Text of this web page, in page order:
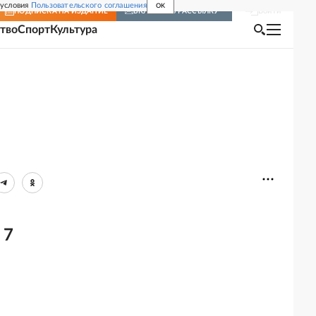
Пользовательского соглашения OK
ПОДПИСКА НА ИЗДАНИЕ ВКЛЮЧИТЬ РАССЫЛКУ
СпортКультура